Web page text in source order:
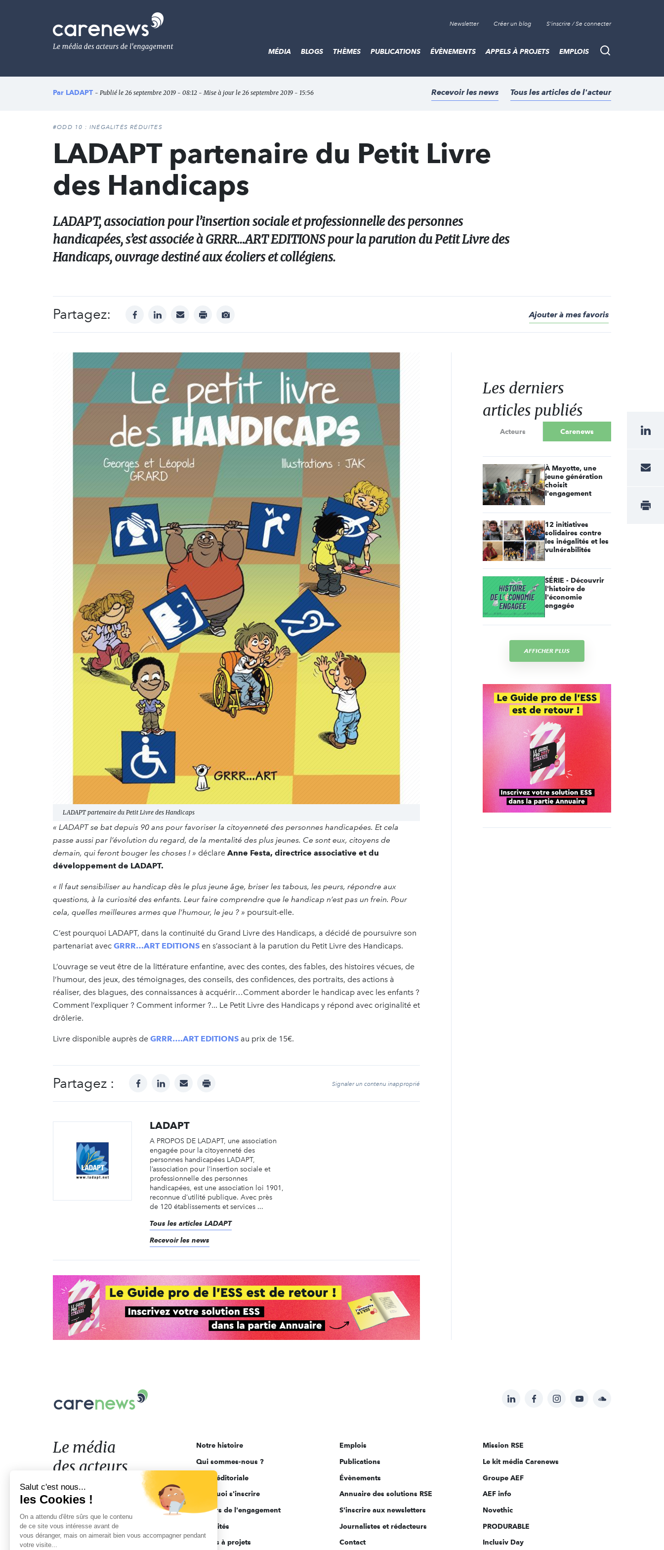
Le
média
de
l'engagement
Newsletter Créer un blog S'inscrire / Se connecter
Recherche
MÉDIA BLOGS THÈMES PUBLICATIONS ÉVÈNEMENTS APPELS À PROJETS EMPLOIS
Par LADAPT - Publié le 26 septembre 2019 - 08:12 - Mise à jour le 26 septembre 2019 - 15:56 Recevoir les news Tous les articles de l'acteur
#ODD 10 : INÉGALITÉS RÉDUITES
LADAPT partenaire du Petit Livre
des Handicaps
LADAPT, association pour l’insertion sociale et professionnelle des personnes
handicapées, s’est associée à GRRR…ART EDITIONS pour la parution du Petit Livre des
Handicaps, ouvrage destiné aux écoliers et collégiens.
Partagez: facebooklinkedinmail print
Afficher
Ajouter à mes favoris
LADAPT partenaire du Petit Livre des Handicaps
« LADAPT se bat depuis 90 ans pour favoriser la citoyenneté des personnes handicapées. Et cela
passe aussi par l’évolution du regard, de la mentalité des plus jeunes. Ce sont eux, citoyens de
demain, qui feront bouger les choses ! » déclare Anne Festa, directrice associative et du
développement de LADAPT.
« Il faut sensibiliser au handicap dès le plus jeune âge, briser les tabous, les peurs, répondre aux
questions, à la curiosité des enfants. Leur faire comprendre que le handicap n’est pas un frein. Pour
cela, quelles meilleures armes que l’humour, le jeu ? » poursuit-elle.
C’est pourquoi LADAPT, dans la continuité du Grand Livre des Handicaps, a décidé de poursuivre son
partenariat avec GRRR…ART EDITIONS en s’associant à la parution du Petit Livre des Handicaps.
L’ouvrage se veut être de la littérature enfantine, avec des contes, des fables, des histoires vécues, de
l’humour, des jeux, des témoignages, des conseils, des confidences, des portraits, des actions à
réaliser, des blagues, des connaissances à acquérir…Comment aborder le handicap avec les enfants ?
Comment l’expliquer ? Comment informer ?... Le Petit Livre des Handicaps y répond avec originalité et
drôlerie.
Livre disponible auprès de GRRR….ART EDITIONS au prix de 15€.
Partagez : facebooklinkedinmail print Signaler un contenu inapproprié
LADAPT
A PROPOS DE LADAPT, une association
engagée pour la citoyenneté des
personnes handicapées LADAPT,
l’association pour l’insertion sociale et
professionnelle des personnes
handicapées, est une association loi 1901,
reconnue d’utilité publique. Avec près
de 120 établissements et services ...
Tous les articles LADAPT
Recevoir les news
Les derniers
articles publiés
Acteurs Carenews
À Mayotte, une
jeune génération
choisit
l'engagement
12 initiatives
solidaires contre
les inégalités et les
vulnérabilités
SÉRIE - Découvrir
l'histoire de
l'économie
engagée
AFFICHER PLUS
Suivez-
sur:
LinkedInFacebookInstagramYouTubeSoundcloud
Le
acteurs
de
l'engagement
Le média
des acteurs
de l'engagement
Notre histoire
Qui sommes-nous ?
Ligne éditoriale
Pourquoi s'inscrire
Acteurs de l'engagement
Actualités
Appels à projets
Emplois
Publications
Évènements
Annuaire des solutions RSE
S'inscrire aux newsletters
Journalistes et rédacteurs
Contact
Mission RSE
Le kit média Carenews
Groupe AEF
AEF info
Novethic
PRODURABLE
Inclusiv Day
Salut c'est nous...
les Cookies !
On a attendu d'être sûrs que le contenu
de ce site vous intéresse avant de
vous déranger, mais on aimerait bien vous accompagner pendant
votre visite...